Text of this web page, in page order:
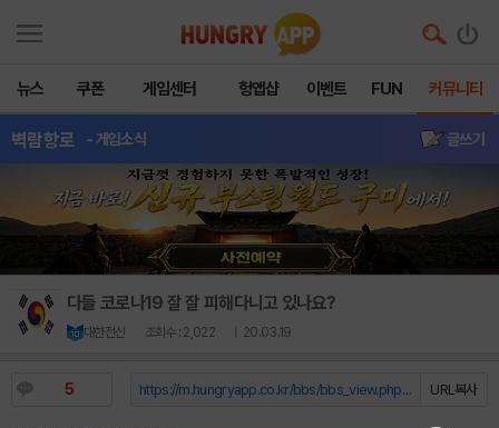
뉴스 쿠폰 게임센터 헝앱샵 이벤트 FUN 커뮤니티
벽람항로 - 게임소식 글쓰기
다들 코로나19 잘 잘 피해다니고 있나요?
대한전신 조회수 : 2,022 | 20.03.19
5 URL복사
https://m.hungryapp.co.kr/bbs/bbs_view.php?durl=Y...